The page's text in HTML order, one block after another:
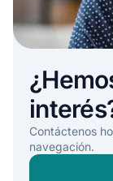
Contáctenos
navegación.